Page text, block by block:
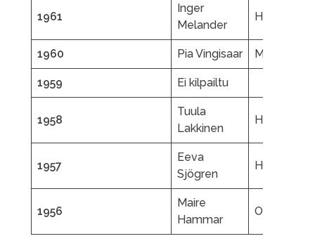
1961
Inger
Melander
HKS
1960 Pia Vingisaar ML
1959 Ei kilpailtu
1958
Tuula
Lakkinen
HL
1957
Eeva
Sjögren
HL
1956
Maire
Hammar
OuPartio